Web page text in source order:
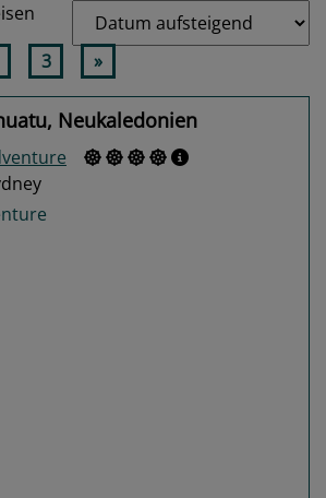
3 »
Neukaledonien